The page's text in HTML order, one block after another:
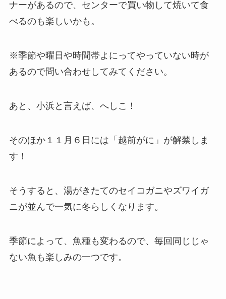
ナーがあるので、センターで買い物して焼いて食
べるのも楽しいかも。
※季節や曜日や時間帯よにってやっていない時が
あるので問い合わせしてみてください。
あと、小浜と言えば、へしこ！
そのほか１１月６日には「越前がに」が解禁しま
す！
そうすると、湯がきたてのセイコガニやズワイガ
ニが並んで一気に冬らしくなります。
季節によって、魚種も変わるので、毎回同じじゃ
ない魚も楽しみの一つです。